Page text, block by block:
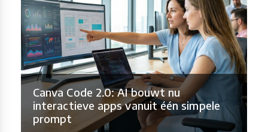
Canva Code 2.0: AI bouwt nu
interactieve apps vanuit één simpele
prompt